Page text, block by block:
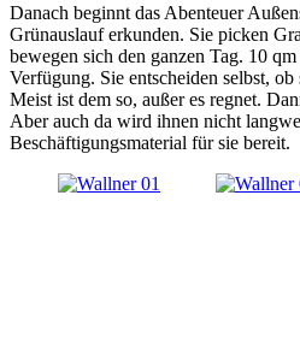
Danach beginnt das Abenteuer
Grünauslauf erkunden. Sie picken
bewegen sich den ganzen Tag. 10
Verfügung. Sie entscheiden selbst,
Meist ist dem so, außer es regnet.
Aber auch da wird ihnen nicht
Beschäftigungsmaterial für sie bereit.